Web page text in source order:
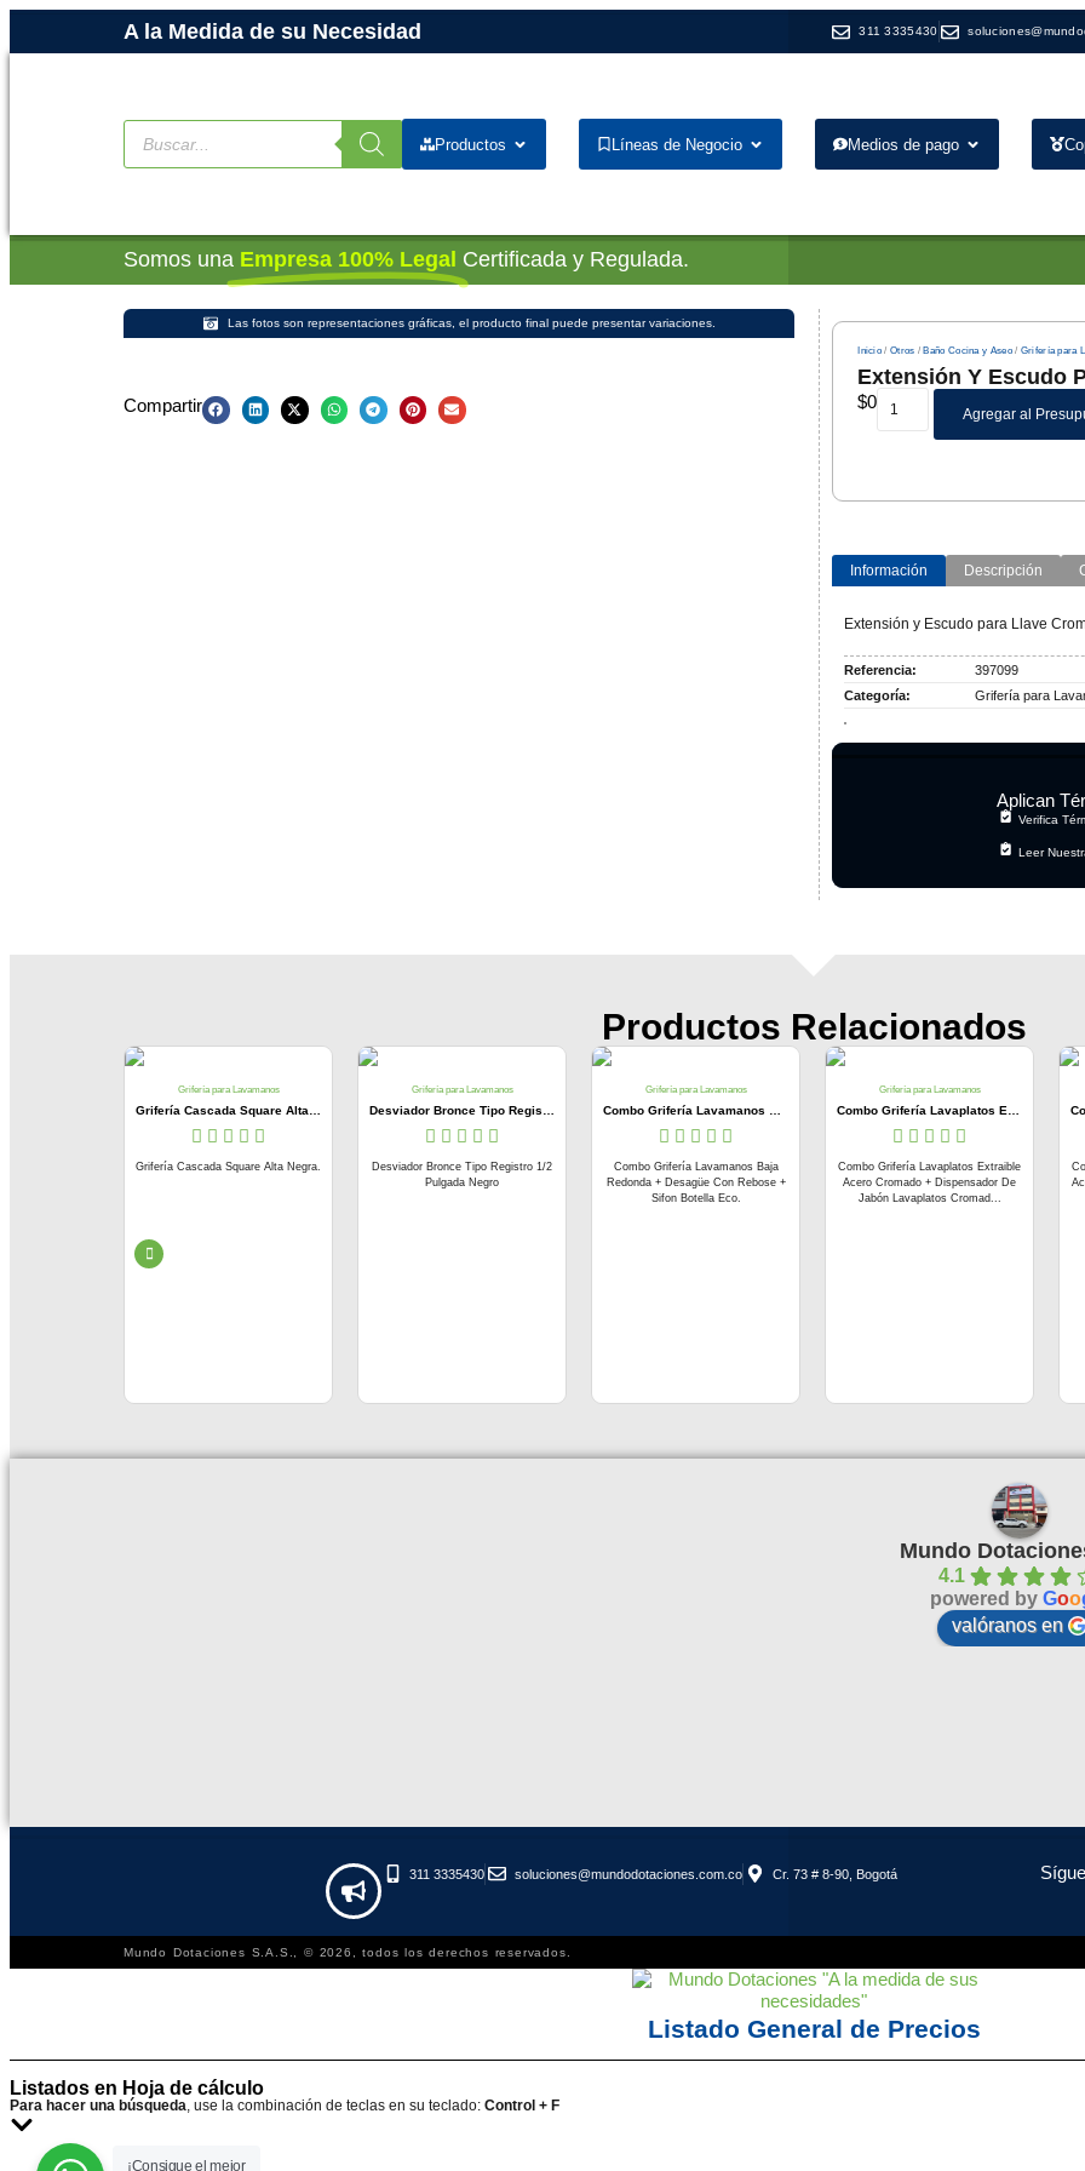
A la Medida de su Necesidad 311 3335430
Productos Líneas de Negocio Medios de pago
Somos una Empresa 100% Legal Certificada y Regulada.
Las fotos son representaciones gráficas, el producto final puede presentar variaciones.
Compartir
Inicio /Otros / Baño Cocina y Aseo/ Grifería para
Extensión Y Escudo
$0
Agregar al
Información Descripción
Extensión y Escudo para Llave
Referencia:
397099
Categoría:
Grifería para
Aplican
Verifica
Leer
Productos Relacionados
Grifería para Lavamanos
Grifería Cascada Square Alta Negra.
Grifería para Lavamanos
Desviador Bronce Tipo Registro 1/2
Pulgada Negro
Grifería para Lavamanos
Combo Grifería Lavamanos Baja
Redonda + Desagüe Con Rebose +
Sifon Botella Eco.
Grifería para Lavamanos
Combo Grifería Lavaplatos Extraible
Acero Cromado + Dispensador De
Jabón Lavaplatos Cromad...
Mundo
4.1
powered by Goo
valóranos en
Palmeras Doradas
hace 3 meses
Buena calidad buena
atención... leer más
311 3335430 soluciones@mundodotaciones.com.co Cr. 73 # 8-90, Bogotá
Mundo Dotaciones S.A.S., © 2026, todos los derechos reservados.
¡Consigue el mejor
Listado General de Precios
Listados en Hoja de cálculo
Para hacer una búsqueda, use la combinación de teclas en su teclado: Control + F